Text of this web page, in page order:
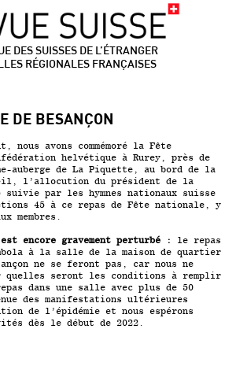
DES SUISSES DE L’ÉTRANGER
RÉGIONALES FRANÇAISES
DE BESANÇON
nous avons commémoré la Fête
helvétique à Rurey, près de
auberge de La Piquette, au bord de la
l’allocution du président de la
suivie par les hymnes nationaux suisse
45 à ce repas de Fête nationale, y
membres.
encore gravement perturbé :
le repas
à la salle de la maison de quartier
ne se feront pas, car nous ne
quelles seront les conditions à remplir
dans une salle avec plus de 50
des manifestations ultérieures
de l’épidémie et nous espérons
dès le début de 2022.